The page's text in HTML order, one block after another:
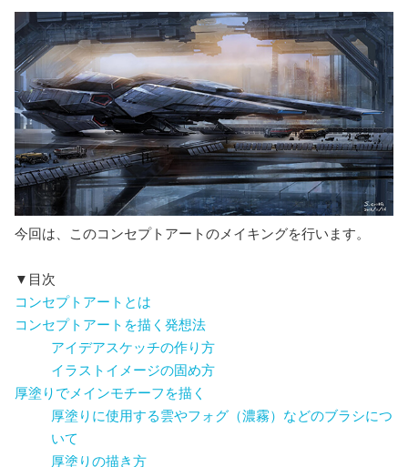
今回は、このコンセプトアートのメイキングを行います。
▼目次
コンセプトアートとは
コンセプトアートを描く発想法
アイデアスケッチの作り方
イラストイメージの固め方
厚塗りでメインモチーフを描く
厚塗りに使用する雲やフォグ（濃霧）などのブラシにつ
いて
厚塗りの描き方